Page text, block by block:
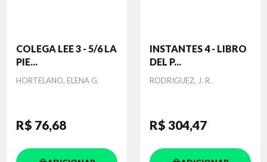
COLEGA LEE 3 - 5/6 LA
PIE...
Autor
HORTELANO, ELENA G.
R$ 76,68
INSTANTES 4 - LIBRO
DEL P...
Autor
RODRIGUEZ, J. R.
R$ 304,47